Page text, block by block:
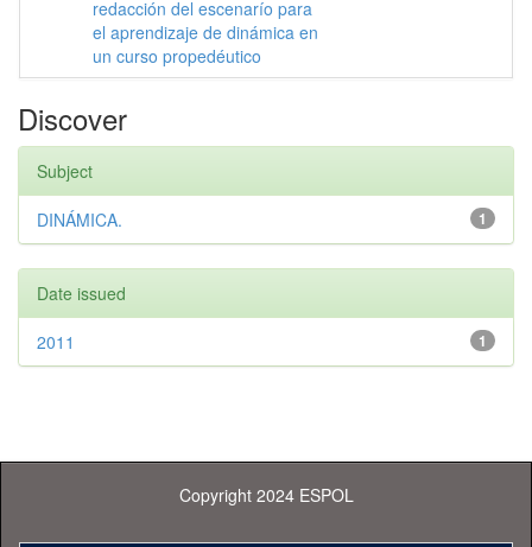
redacción del escenarío para
el aprendizaje de dinámica en
un curso propedéutico
Discover
Subject
1
DINÁMICA.
Date issued
1
2011
Copyright 2024 ESPOL